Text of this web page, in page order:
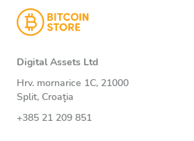
Digital Assets Ltd
Hrv. mornarice 1C, 21000
Split, Croaţia
+385 21 209 851